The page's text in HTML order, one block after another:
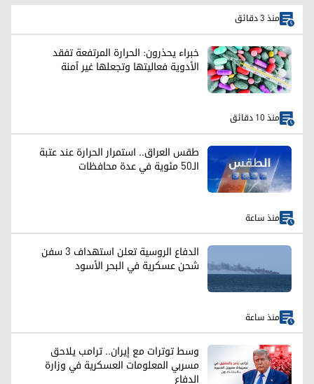
منذ 3 دقائق
خبراء يحذرون: الحرارة المرتفعة تفقد
الأدوية فعاليتها وتجعلها غير آمنة
منذ 10 دقائق
طقس العراق.. استمرار الحرارة عند عتبة
الـ50 مئوية في عدة محافظات
منذ ساعة
الدفاع الروسية تعلن استهداف 3 سفن
شحن عسكرية في البحر الأسود
منذ ساعة
وسط توترات مع إيران.. ترامب يلاحق
مسربي المعلومات العسكرية في وزارة
الدفاع